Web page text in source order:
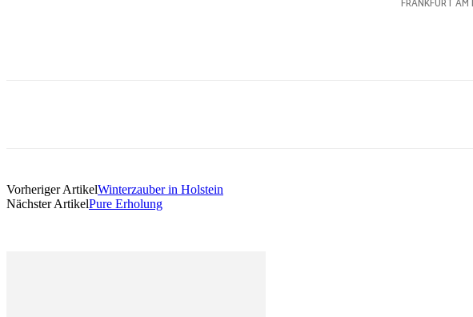
Vorheriger ArtikelWinterzauber in Holstein
Nächster ArtikelPure Erholung